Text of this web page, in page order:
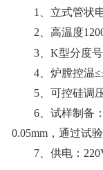
1 、立式管状
2 、高温度
3
K型分度
4 、炉膛控温
5 、可控硅调
6 、试样制备
0.05mm ，通过试
7 、供电：